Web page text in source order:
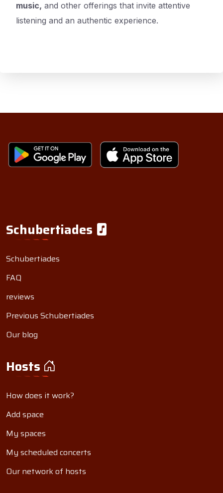
music, and other offerings that invite attentive
listening and an authentic experience.
Schubertiades
Schubertiades
FAQ
reviews
Previous Schubertiades
Our blog
Hosts
How does it work?
Add space
My spaces
My scheduled concerts
Our network of hosts